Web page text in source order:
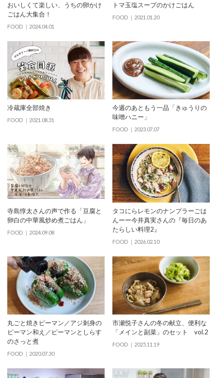
おいしくて楽しい、うちの卵かけ
ごはん大集合！
FOOD 2024.04.01
トマ玉塩スープのかけごはん
FOOD 2021.01.20
冷蔵庫全部焼き
FOOD 2021.08.31
今週のあともう一品「きゅうりの
味噌ハニー」
FOOD 2023.07.07
寺島惇太さんの声で作る「豆腐と
卵白の中華風炒め煮ごはん」
FOOD 2024.09.08
タコにらレモンのナンプラーごは
んーー今井真実さんの『毎日のあ
たらしい料理2』
FOOD 2026.02.10
丸ごと焼きピーマン／アジ刺身の
ピーマン和え／ピーマンとしらす
のさっと煮
FOOD 2020.07.30
市瀬悦子さんの冬の献立、便利な
「メインと副菜」のセット vol.2
FOOD 2025.11.19